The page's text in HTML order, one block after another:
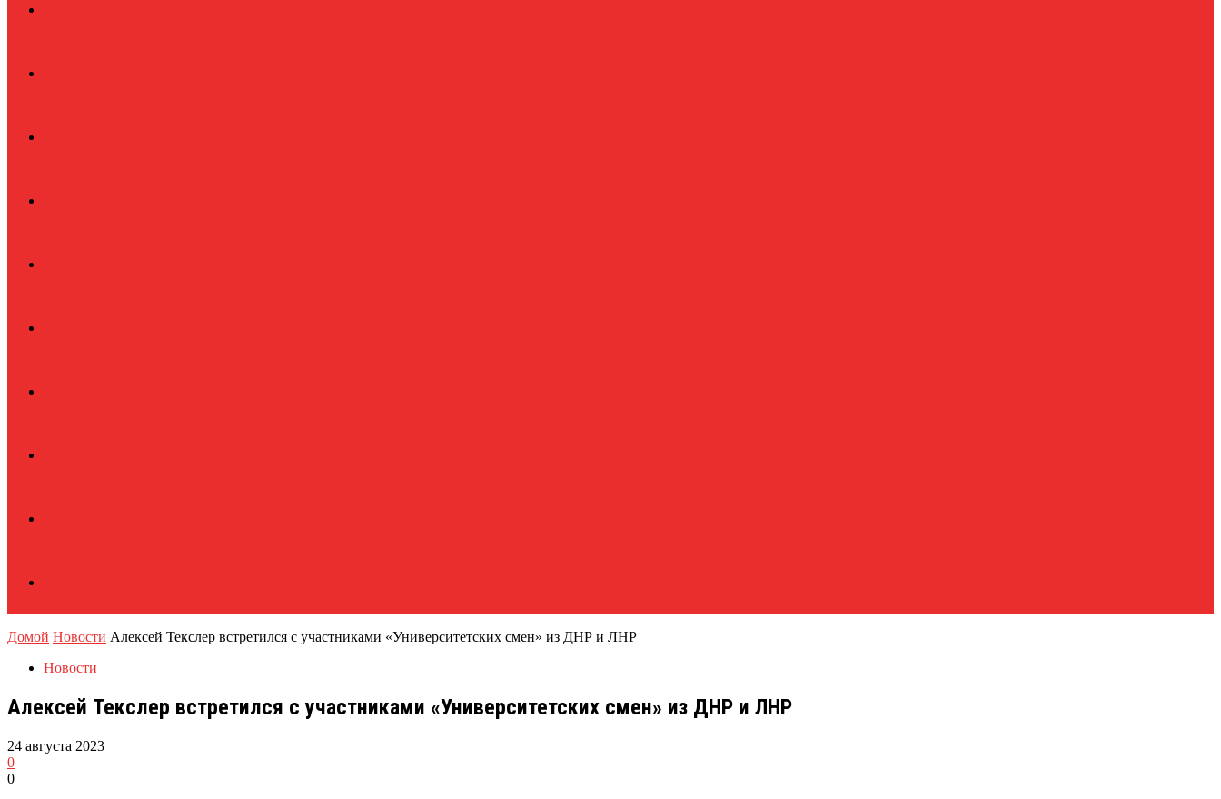
Домой Новости Алексей Текслер встретился с участниками «Университетских смен» из ДНР и ЛНР
Новости
Алексей Текслер встретился с участниками «Университетских смен» из ДНР и ЛНР
24 августа 2023
0
0